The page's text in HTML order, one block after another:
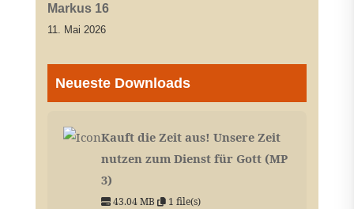
Markus 16
11. Mai 2026
Neueste Downloads
Kauft die Zeit aus! Unsere Zeit
nutzen zum Dienst für Gott (MP
3)
43.04 MB 1 file(s)